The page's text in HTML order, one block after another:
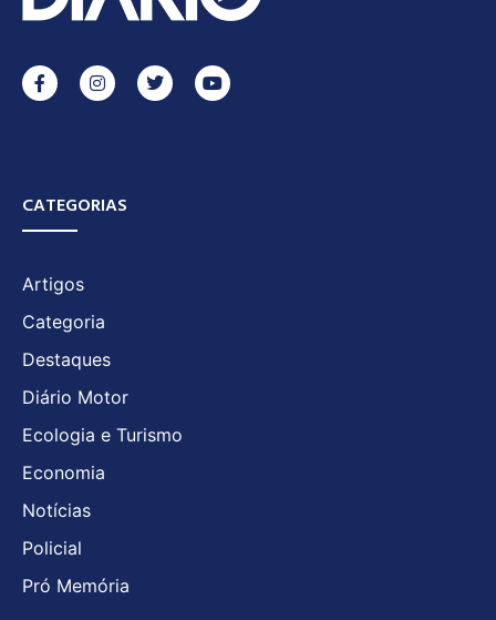
CATEGORIAS
Artigos
Categoria
Destaques
Diário Motor
Ecologia e Turismo
Economia
Notícias
Policial
Pró Memória